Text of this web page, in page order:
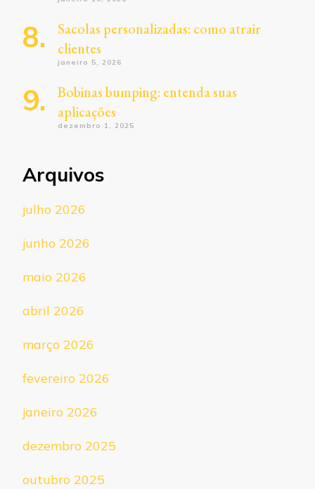
Sacolas personalizadas: como atrair
clientes
janeiro 5, 2026
Bobinas bumping: entenda suas
aplicações
dezembro 1, 2025
Arquivos
julho 2026
junho 2026
maio 2026
abril 2026
março 2026
fevereiro 2026
janeiro 2026
dezembro 2025
outubro 2025